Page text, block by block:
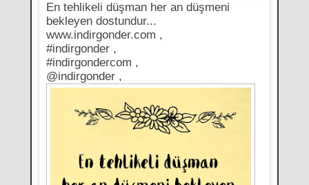
En tehlikeli düşman her an düşmeni
bekleyen dostundur...
www.indirgonder.com ,
#indirgonder ,
#indirgondercom ,
@indirgonder ,